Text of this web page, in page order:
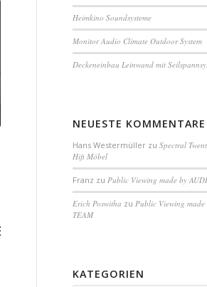
Heimkino Soundsysteme
Monitor Audio Climate Outdoor System
Deckeneinbau Leinwand mit
NEUESTE KOMMENTARE
Hans Westermüller zuSpectral
Hifi Möbel
Franz zuPublic Viewing made by
Erich Poswitha zuPublic Viewing
TEAM
KATEGORIEN